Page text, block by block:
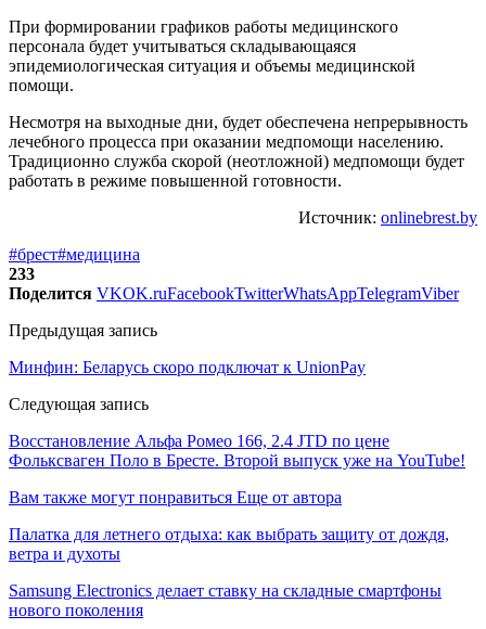
При формировании графиков работы медицинского
персонала будет учитываться складывающаяся
эпидемиологическая ситуация и объемы медицинской
помощи.
Несмотря на выходные дни, будет обеспечена непрерывность
лечебного процесса при оказании медпомощи населению.
Традиционно служба скорой (неотложной) медпомощи будет
работать в режиме повышенной готовности.
Источник: onlinebrest.by
#брест#медицина
233
Поделится VKOK.ruFacebookTwitterWhatsAppTelegramViber
Предыдущая запись
Минфин: Беларусь скоро подключат к UnionPay
Следующая запись
Восстановление Альфа Ромео 166, 2.4 JTD по цене
Фольксваген Поло в Бресте. Второй выпуск уже на YouTube!
Вам также могут понравиться Еще от автора
Палатка для летнего отдыха: как выбрать защиту от дождя,
ветра и духоты
Samsung Electronics делает ставку на складные смартфоны
нового поколения